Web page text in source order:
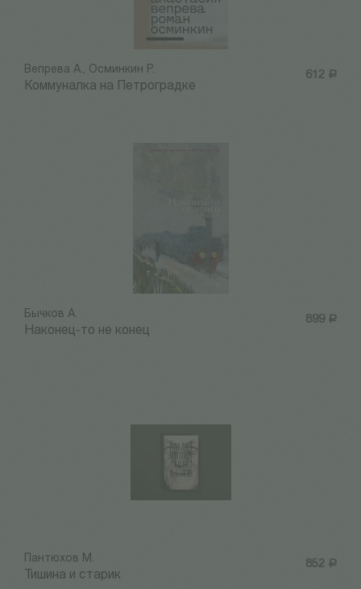
612 Р
Вепрева А., Осминкин Р.
Коммуналка на Петроградке
899 Р
Бычков А.
Наконец-то не конец
852 Р
Пантюхов М.
Тишина и старик